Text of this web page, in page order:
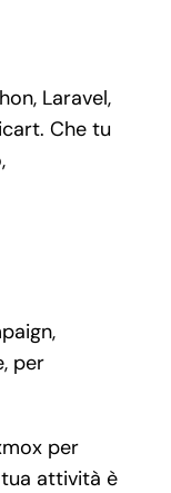
Laravel,
Che tu
per
per
attività è